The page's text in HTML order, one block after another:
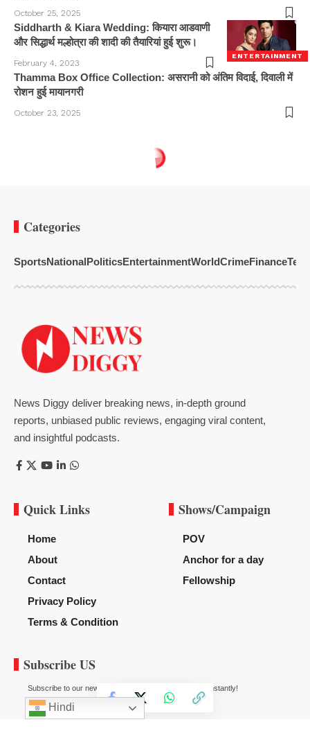
October 25, 2025
ENTERTAINMENT
Siddharth & Kiara Wedding: कियारा आडवाणी
और सिद्धार्थ मल्होत्रा ​​​​की शादी की तैयारियां हुई शुरू।
February 4, 2023
Thamma Box Office Collection: असरानी को अंतिम विदाई, दिवाली में
रोशन हुई मायानगरी
October 23, 2025
Categories
SportsNationalPoliticsEntertainmentWorldCrimeFinance
News Diggy deliver breaking news, in-depth ground
reports, unbiased public reviews, engaging viral content,
and insightful podcasts.
Quick Links
Home
About
Contact
Privacy Policy
Terms & Condition
Shows/Campaign
POV
Anchor for a day
Fellowship
Subscribe US
Subscribe to our newsletter to get our newest articles instantly!
Hindi